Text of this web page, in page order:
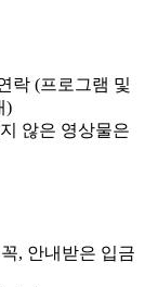
락 (프로그램 및
)
않은 영상물은
, 안내받은 입금